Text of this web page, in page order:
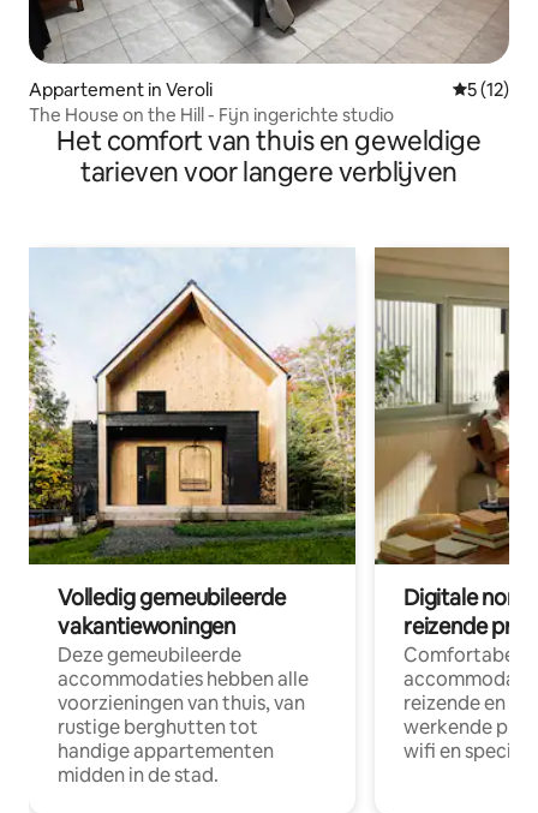
Appartement in Veroli
5 (12)
The House on the Hill - Fijn ingerichte studio
Het comfort van thuis en geweldige
tarieven voor langere verblijven
Volledig gemeubileerde
vakantiewoningen
Deze gemeubileerde
accommodaties hebben alle
voorzieningen van thuis, van
rustige berghutten tot
handige appartementen
midden in de stad.
Digitale
reizende
Comfortabele
reizende en
werkende
wifi en